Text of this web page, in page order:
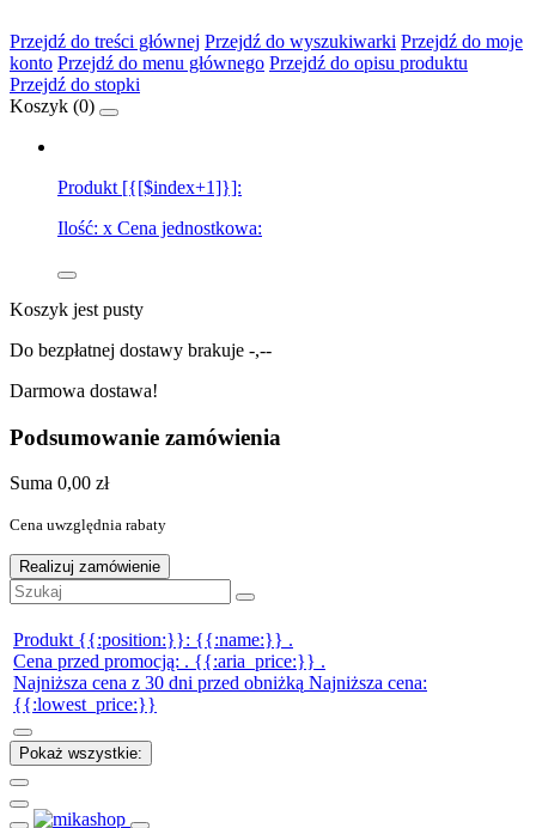
Przejdź do treści głównej Przejdź do wyszukiwarki Przejdź do moje
konto Przejdź do menu głównego Przejdź do opisu produktu
Przejdź do stopki
Koszyk (0)
Produkt [{[$index+1]}]:
Ilość: x Cena jednostkowa:
Koszyk jest pusty
Do bezpłatnej dostawy brakuje -,--
Darmowa dostawa!
Podsumowanie zamówienia
Suma 0,00 zł
Cena uwzględnia rabaty
Realizuj zamówienie
Produkt {{:position:}}: {{:name:}} .
Cena przed promocją: . {{:aria_price:}} .
Najniższa cena z 30 dni przed obniżką Najniższa cena:
{{:lowest_price:}}
Pokaż wszystkie: